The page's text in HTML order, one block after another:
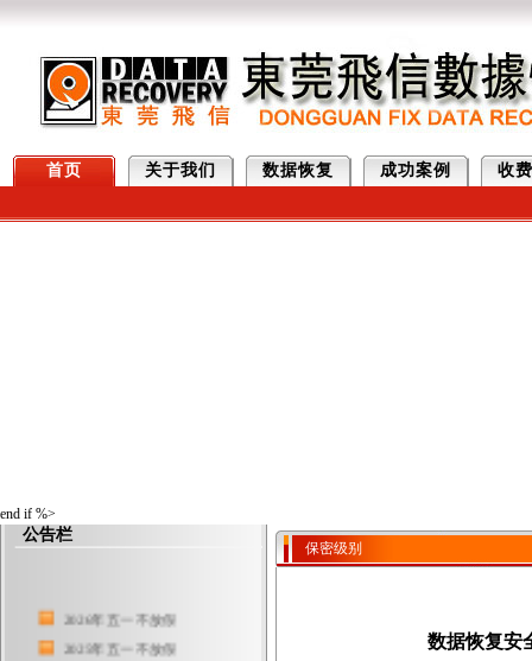
首页 关于我们 数据恢复 成功案例 收
end if %>
公告栏
2026年五一不放假
2025年五一不放假
保密级别
数据恢复安